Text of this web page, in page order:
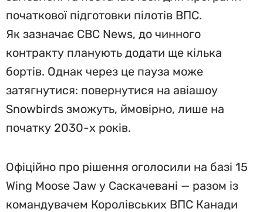
початкової підготовки пілотів ВПС.
Як зазначає CBC News, до чинного
контракту планують додати ще кілька
бортів. Однак через це пауза може
затягнутися: повернутися на авіашоу
Snowbirds зможуть, ймовірно, лише на
початку 2030-х років.
Офіційно про рішення оголосили на базі 15
Wing Moose Jaw у Саскачевані — разом із
командувачем Королівських ВПС Канади